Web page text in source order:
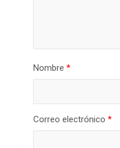
Nombre *
Correo electrónico *